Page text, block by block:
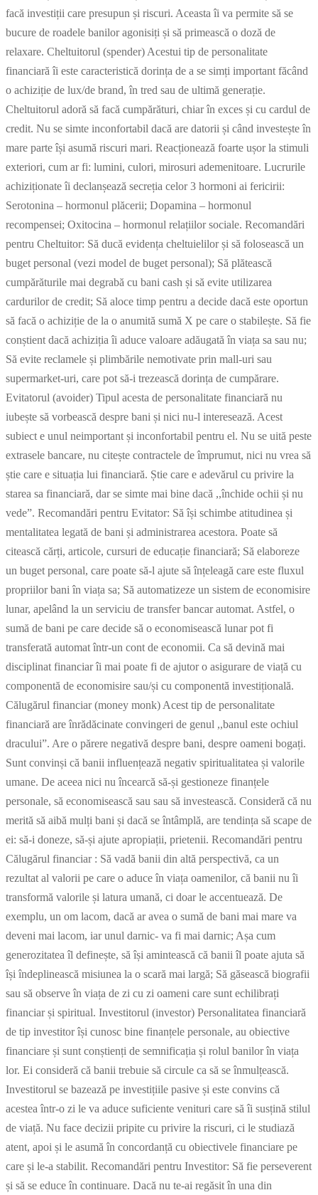
facă investiții care presupun și riscuri. Aceasta îi va permite să se
bucure de roadele banilor agonisiți și să primească o doză de
relaxare. Cheltuitorul (spender) Acestui tip de personalitate
financiară îi este caracteristică dorința de a se simți important făcând
o achiziție de lux/de brand, în tred sau de ultimă generație.
Cheltuitorul adoră să facă cumpărături, chiar în exces și cu cardul de
credit. Nu se simte inconfortabil dacă are datorii și când investește în
mare parte își asumă riscuri mari. Reacționează foarte ușor la stimuli
exteriori, cum ar fi: lumini, culori, mirosuri ademenitoare. Lucrurile
achiziționate îi declanșează secreția celor 3 hormoni ai fericirii:
Serotonina – hormonul plăcerii; Dopamina – hormonul
recompensei; Oxitocina – hormonul relațiilor sociale. Recomandări
pentru Cheltuitor: Să ducă evidența cheltuielilor și să folosească un
buget personal (vezi model de buget personal); Să plătească
cumpărăturile mai degrabă cu bani cash și să evite utilizarea
cardurilor de credit; Să aloce timp pentru a decide dacă este oportun
să facă o achiziție de la o anumită sumă X pe care o stabilește. Să fie
conștient dacă achiziția îi aduce valoare adăugată în viața sa sau nu;
Să evite reclamele și plimbările nemotivate prin mall-uri sau
supermarket-uri, care pot să-i trezească dorința de cumpărare.
Evitatorul (avoider) Tipul acesta de personalitate financiară nu
iubește să vorbească despre bani și nici nu-l interesează. Acest
subiect e unul neimportant și inconfortabil pentru el. Nu se uită peste
extrasele bancare, nu citește contractele de împrumut, nici nu vrea să
știe care e situația lui financiară. Știe care e adevărul cu privire la
starea sa financiară, dar se simte mai bine dacă ,,închide ochii și nu
vede”. Recomandări pentru Evitator: Să își schimbe atitudinea și
mentalitatea legată de bani și administrarea acestora. Poate să
citească cărți, articole, cursuri de educație financiară; Să elaboreze
un buget personal, care poate să-l ajute să înțeleagă care este fluxul
propriilor bani în viața sa; Să automatizeze un sistem de economisire
lunar, apelând la un serviciu de transfer bancar automat. Astfel, o
sumă de bani pe care decide să o economisească lunar pot fi
transferată automat într-un cont de economii. Ca să devină mai
disciplinat financiar îi mai poate fi de ajutor o asigurare de viață cu
componentă de economisire sau/și cu componentă investițională.
Călugărul financiar (money monk) Acest tip de personalitate
financiară are înrădăcinate convingeri de genul ,,banul este ochiul
dracului”. Are o părere negativă despre bani, despre oameni bogați.
Sunt convinși că banii influențează negativ spiritualitatea și valorile
umane. De aceea nici nu încearcă să-și gestioneze finanțele
personale, să economisească sau sau să investească. Consideră că nu
merită să aibă mulți bani și dacă se întâmplă, are tendința să scape de
ei: să-i doneze, să-și ajute apropiații, prietenii. Recomandări pentru
Călugărul financiar : Să vadă banii din altă perspectivă, ca un
rezultat al valorii pe care o aduce în viața oamenilor, că banii nu îi
transformă valorile și latura umană, ci doar le accentuează. De
exemplu, un om lacom, dacă ar avea o sumă de bani mai mare va
deveni mai lacom, iar unul darnic- va fi mai darnic; Așa cum
generozitatea îl definește, să își amintească că banii îl poate ajuta să
își îndeplinească misiunea la o scară mai largă; Să găsească biografii
sau să observe în viața de zi cu zi oameni care sunt echilibrați
financiar și spiritual. Investitorul (investor) Personalitatea financiară
de tip investitor își cunosc bine finanțele personale, au obiective
financiare și sunt conștienți de semnificația și rolul banilor în viața
lor. Ei consideră că banii trebuie să circule ca să se înmulțească.
Investitorul se bazează pe investițiile pasive și este convins că
acestea într-o zi le va aduce suficiente venituri care să îi susțină stilul
de viață. Nu face decizii pripite cu privire la riscuri, ci le studiază
atent, apoi și le asumă în concordanță cu obiectivele financiare pe
care și le-a stabilit. Recomandări pentru Investitor: Să fie perseverent
și să se educe în continuare. Dacă nu te-ai regăsit în una din